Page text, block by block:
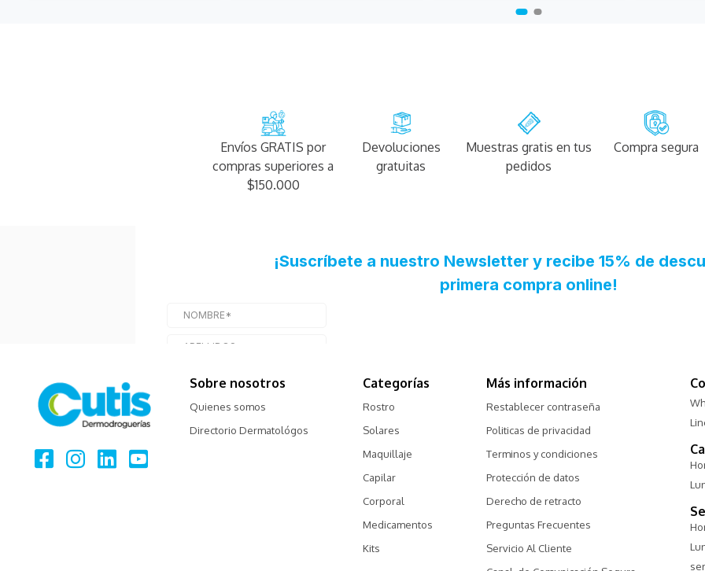
Envíos GRATIS por
compras superiores a
$150.000
Devoluciones
gratuitas
Muestras gratis en tus
pedidos
Compra segura
Sobre nosotros
Quienes somos
Directorio Dermatológos
Categorías
Rostro
Solares
Maquillaje
Capilar
Corporal
Medicamentos
Kits
Más información
Restablecer contraseña
Politicas de privacidad
Terminos y condiciones
Protección de datos
Derecho de retracto
Preguntas Frecuentes
Servicio Al Cliente